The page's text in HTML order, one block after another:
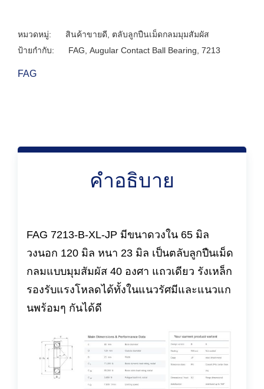
หมวดหมู่: สินค้าขายดี
ตลับลูกปืนเม็ดกลมมุมสัมผัส
ป้ายกำกับ:
FAG Augular Contact Ball Bearing 7213
FAG
คำอธิบาย
FAG 7213-B-XL-JP มีขนาดวงใน 65 มิล
วงนอก 120 มิล หนา 23 มิล เป็นตลับลูกปืนเม็ด
กลมแบบมุมสัมผัส 40 องศา แถวเดียว รังเหล็ก
รองรับแรงโหลดได้ทั้งในแนวรัศมีและแนวแก
นพร้อมๆ กันได้ดี